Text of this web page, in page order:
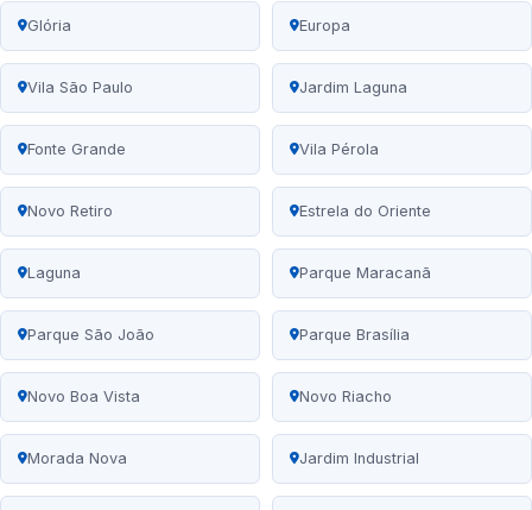
Glória Europa
Vila São Paulo Jardim Laguna
Fonte Grande Vila Pérola
Novo Retiro Estrela do Oriente
Laguna Parque Maracanã
Parque São João Parque Brasília
Novo Boa Vista Novo Riacho
Morada Nova Jardim Industrial